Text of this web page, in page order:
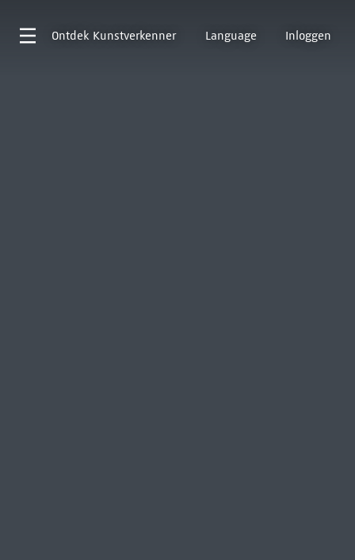
Ontdek Kunstverkenner Language Inloggen